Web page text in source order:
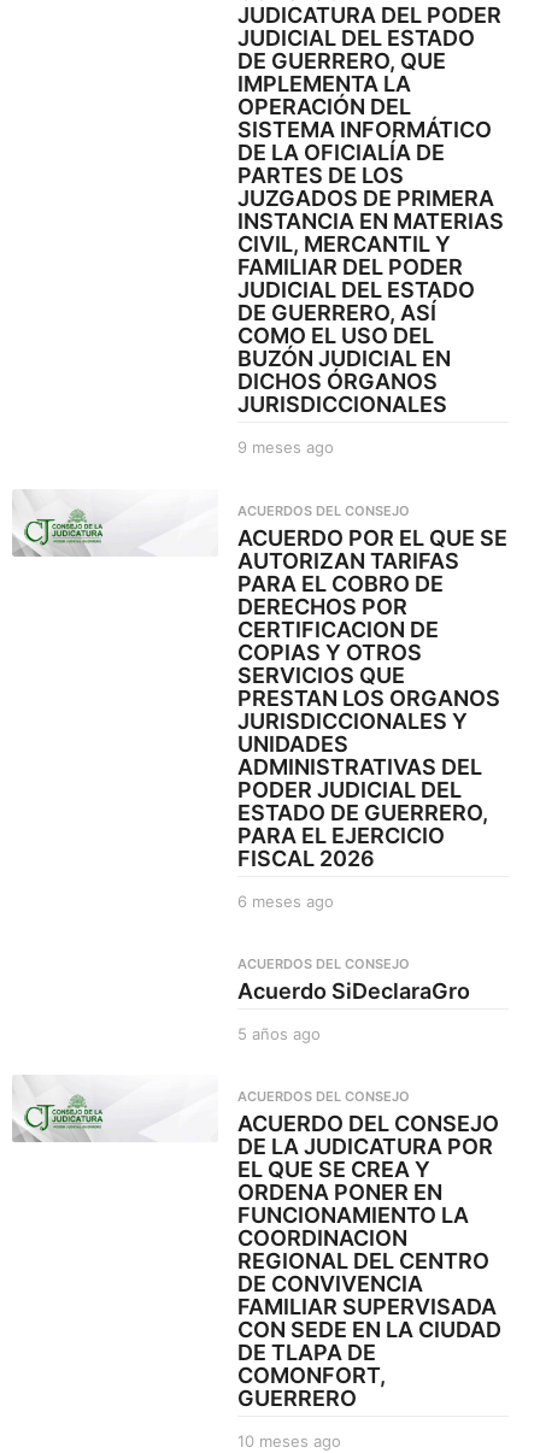
a
g
o
JUDICATURA DEL PODER
JUDICIAL DEL ESTADO
DE GUERRERO, QUE
IMPLEMENTA LA
OPERACIÓN DEL
SISTEMA INFORMÁTICO
DE LA OFICIALÍA DE
PARTES DE LOS
JUZGADOS DE PRIMERA
INSTANCIA EN MATERIAS
CIVIL, MERCANTIL Y
FAMILIAR DEL PODER
JUDICIAL DEL ESTADO
DE GUERRERO, ASÍ
COMO EL USO DEL
BUZÓN JUDICIAL EN
DICHOS ÓRGANOS
JURISDICCIONALES
9 meses ago
s
e
s
a
g
o
ACUERDOS DEL CONSEJO
ACUERDO POR EL QUE SE
AUTORIZAN TARIFAS
PARA EL COBRO DE
DERECHOS POR
CERTIFICACION DE
COPIAS Y OTROS
SERVICIOS QUE
PRESTAN LOS ORGANOS
JURISDICCIONALES Y
UNIDADES
ADMINISTRATIVAS DEL
PODER JUDICIAL DEL
ESTADO DE GUERRERO,
PARA EL EJERCICIO
FISCAL 2026
6 meses ago
s
e
ACUERDOS DEL CONSEJO
Acuerdo SiDeclaraGro
5 años ago
o
s
a
g
o
ACUERDOS DEL CONSEJO
ACUERDO DEL CONSEJO
DE LA JUDICATURA POR
EL QUE SE CREA Y
ORDENA PONER EN
FUNCIONAMIENTO LA
COORDINACION
REGIONAL DEL CENTRO
DE CONVIVENCIA
FAMILIAR SUPERVISADA
CON SEDE EN LA CIUDAD
DE TLAPA DE
COMONFORT,
GUERRERO
10 meses ago